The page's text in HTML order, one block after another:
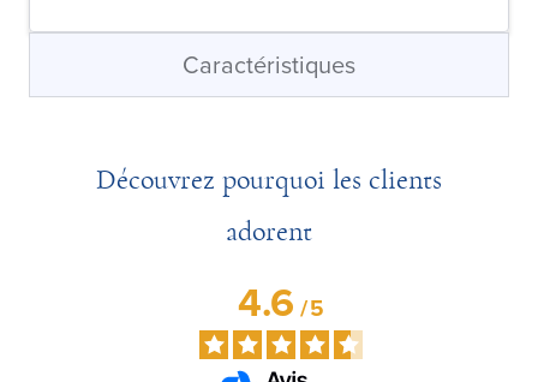
Caractéristiques
Découvrez pourquoi les clients
adorent
4.6/5